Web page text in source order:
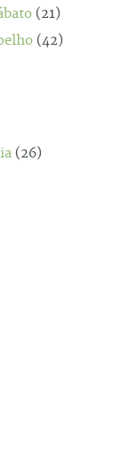
(21)
(42)
(26)